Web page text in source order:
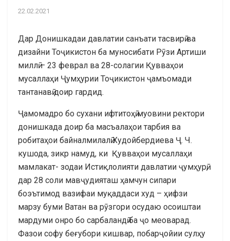
22.02.2021
Дар Донишкадаи давлатии санъати тасвирӣ ва
дизайни Тоҷикистон ба муносибати Рӯзи Артиши
миллӣ – 23 феврал ва 28-солагии Қувваҳои
мусаллаҳи Ҷумҳурии Тоҷикистон ҷамъомади
тантанавӣ доир гардид.
Ҷамомадро бо сухани ифтитоҳӣ муовини ректори
донишкада доир ба масъалаҳои тарбия ва
робитаҳои байналмилалӣ Худойбердиева Ҷ. Ч.
кушода, зикр намуд, ки Қувваҳои мусаллаҳи
мамлакат- зодаи Истиқлолияти давлатии ҷумҳурӣ,
дар 28 соли мавҷудияташ ҳамчун сипари
боэътимод вазифаи муқаддаси худ – ҳифзи
марзу буми Ватан ва рӯзгори осудаю осоиштаи
мардуми онро бо сарбаландӣ ба ҷо меоварад.
Фазои софу беғубори кишвар, побарҷойии сулҳу